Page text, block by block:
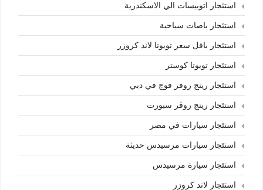
استئجار اتوبيسات الي الاسكندرية
استئجار باصات سياحية
استئجار باقل سعر تويوتا لاند كروزر
استئجار تويوتا كوستر
استئجار رينج روفر فوج في دبي
استئجار رينج روڤر سبورت
استئجار سيارات في مصر
استئجار سيارات مرسيدس حديثة
استئجار سيارة مرسيدس
استئجار لاند كروزر